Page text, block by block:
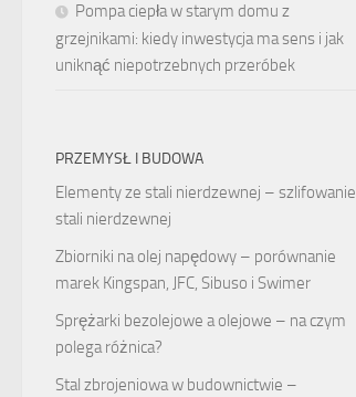
Pompa ciepła w starym domu z
grzejnikami: kiedy inwestycja ma sens i jak
uniknąć niepotrzebnych przeróbek
PRZEMYSŁ I BUDOWA
Elementy ze stali nierdzewnej – szlifowanie
stali nierdzewnej
Zbiorniki na olej napędowy – porównanie
marek Kingspan, JFC, Sibuso i Swimer
Sprężarki bezolejowe a olejowe – na czym
polega różnica?
Stal zbrojeniowa w budownictwie –